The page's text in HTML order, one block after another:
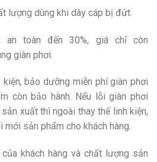
lượng dùng khi dây cáp bị đứt.
toàn đến 30%, giá chỉ còn
giàn phơi.
kiện, bảo dưỡng miễn phí giàn phơi
còn bảo hành. Nếu lỗi giàn phơi
xuất thì ngoài thay thế linh kiện,
mới sản phẩm cho khách hàng.
khách hàng và chất lượng sản